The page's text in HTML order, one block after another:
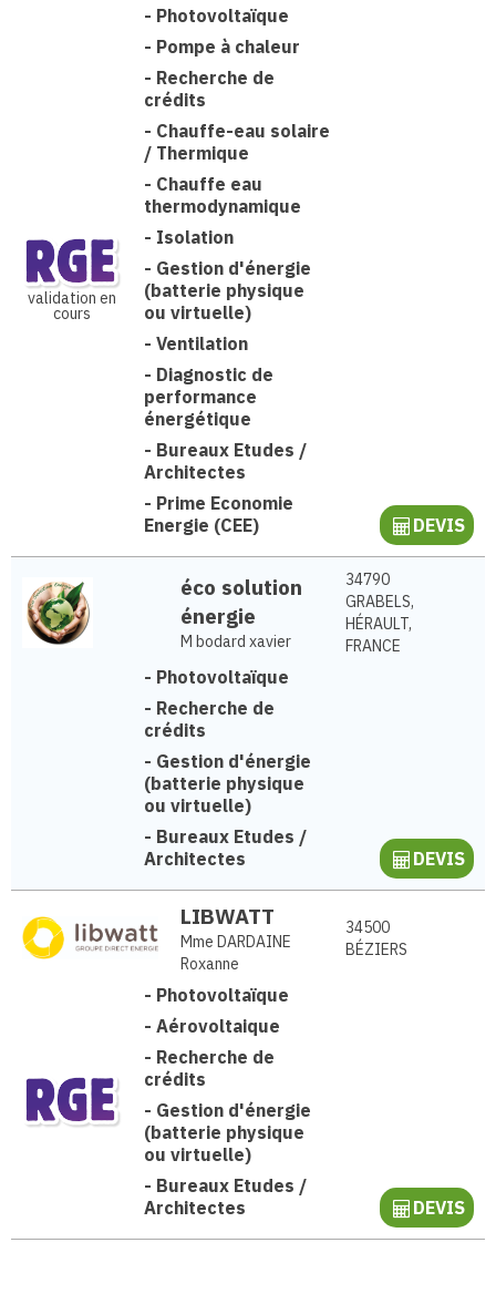
validation en
cours
- Photovoltaïque
- Pompe à chaleur
- Recherche de
crédits
- Chauffe-eau solaire
/ Thermique
- Chauffe eau
thermodynamique
- Isolation
- Gestion d'énergie
(batterie physique
ou virtuelle)
- Ventilation
- Diagnostic de
performance
énergétique
- Bureaux Etudes /
Architectes
- Prime Economie
Energie (CEE)
DEVIS
éco solution
énergie
M bodard xavier
34790
GRABELS,
HÉRAULT,
FRANCE
- Photovoltaïque
- Recherche de
crédits
- Gestion d'énergie
(batterie physique
ou virtuelle)
- Bureaux Etudes /
Architectes
DEVIS
LIBWATT
Mme DARDAINE
Roxanne
34500
BÉZIERS
- Photovoltaïque
- Aérovoltaique
- Recherche de
crédits
- Gestion d'énergie
(batterie physique
ou virtuelle)
- Bureaux Etudes /
Architectes
DEVIS